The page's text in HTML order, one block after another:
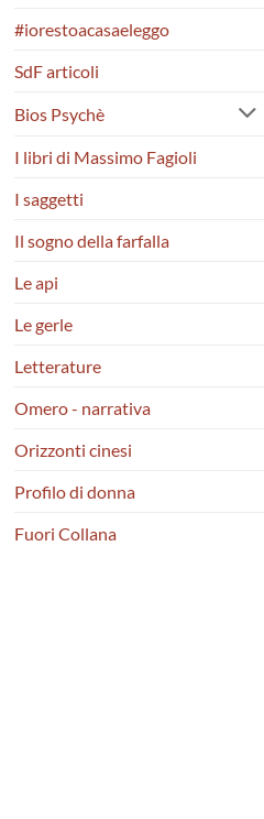
#iorestoacasaeleggo
SdF articoli
Bios Psychè
I libri di Massimo Fagioli
I saggetti
Il sogno della farfalla
Le api
Le gerle
Letterature
Omero - narrativa
Orizzonti cinesi
Profilo di donna
Fuori Collana